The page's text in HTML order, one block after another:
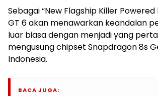
Sebagai “New Flagship Killer Powered
GT 6 akan menawarkan keandalan
luar biasa dengan menjadi yang
mengusung chipset Snapdragon 8s
Indonesia.
BACA JUGA: